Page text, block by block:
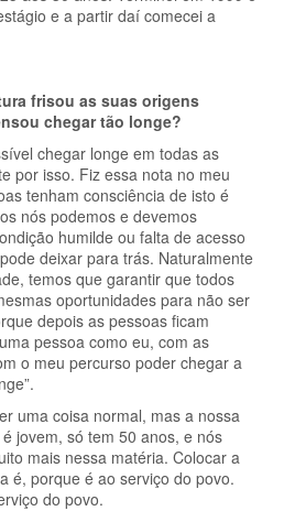
e a partir daí comecei a
frisou as suas origens
chegar tão longe?
chegar longe em todas as
por isso. Fiz essa nota no meu
tenham consciência de isto é
nós podemos e devemos
humilde ou falta de acesso
deixar para trás. Naturalmente
temos que garantir que todos
oportunidades para não ser
depois as pessoas ficam
pessoa como eu, com as
o meu percurso poder chegar a
uma coisa normal, mas a nossa
jovem, só tem 50 anos, e nós
mais nessa matéria. Colocar a
é, porque é ao serviço do povo.
do povo.